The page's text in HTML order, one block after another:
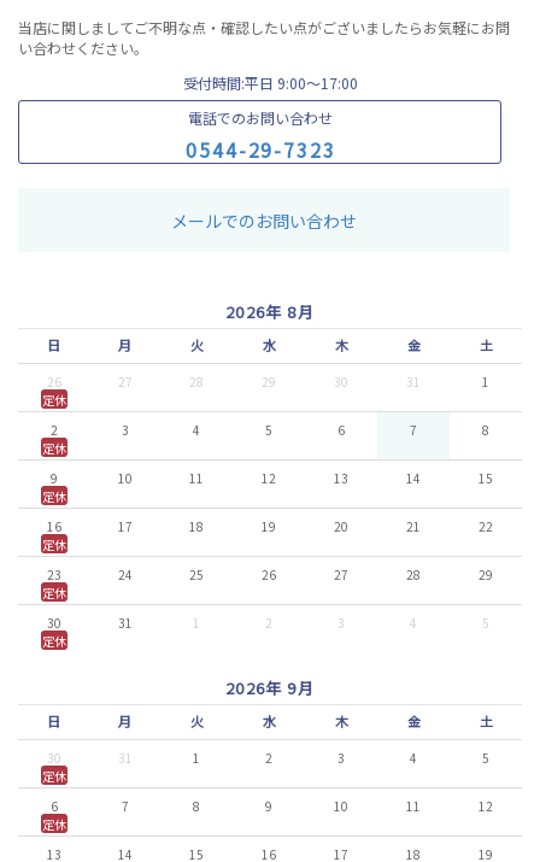
当店に関しましてご不明な点・確認したい点がございましたらお気軽にお問
い合わせください。
受付時間:平日 9:00〜17:00
電話でのお問い合わせ
0544-29-7323
メールでのお問い合わせ
2026年 8月
日 月 火 水 木 金 土
26 27 28 29 30 31
1
定休
2
3 4 5 6 7
8
定休
9
10 11 12 13 14
15
定休
16
17 18 19 20 21
22
定休
23
24 25 26 27 28
29
定休
30
31 1 2 3 4
5
定休
2026年 9月
日 月 火 水 木 金 土
30 31 1 2 3 4
5
定休
6
7 8 9 10 11
12
定休
13
14 15 16 17 18 19